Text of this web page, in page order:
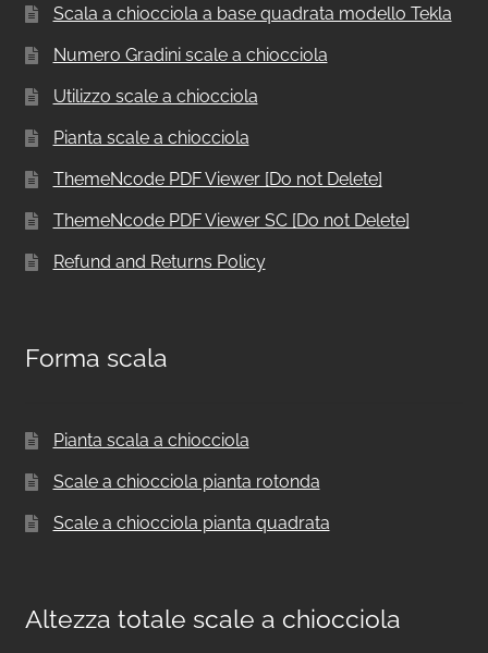
Scala a chiocciola a base quadrata modello Tekla
Numero Gradini scale a chiocciola
Utilizzo scale a chiocciola
Pianta scale a chiocciola
ThemeNcode PDF Viewer [Do not Delete]
ThemeNcode PDF Viewer SC [Do not Delete]
Refund and Returns Policy
Forma scala
Pianta scala a chiocciola
Scale a chiocciola pianta rotonda
Scale a chiocciola pianta quadrata
Altezza totale scale a chiocciola